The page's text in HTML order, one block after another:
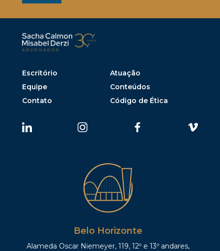
Escritório
Atuação
Equipe
Conteúdos
Contato
Código de Ética
Belo Horizonte
Alameda Oscar Niemeyer, 119, 12º e 13º andares,